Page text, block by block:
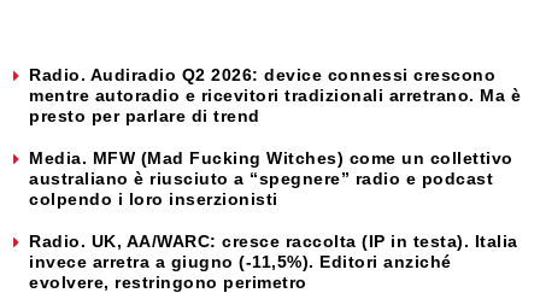
Radio. Audiradio Q2 2026: device connessi crescono
mentre autoradio e ricevitori tradizionali arretrano. Ma è
presto per parlare di trend
Media. MFW (Mad Fucking Witches) come un collettivo
australiano è riusciuto a “spegnere” radio e podcast
colpendo i loro inserzionisti
Radio. UK, AA/WARC: cresce raccolta (IP in testa). Italia
invece arretra a giugno (-11,5%). Editori anziché
evolvere, restringono perimetro